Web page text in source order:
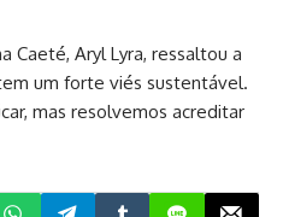
Caeté, Aryl Lyra, ressaltou a
um forte viés sustentável.
mas resolvemos acreditar